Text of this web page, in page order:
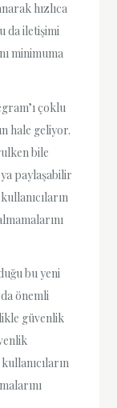
hızlıca
da iletişimi
minimuma
çoklu
hale geliyor.
bile
paylaşabilir
bu yeni
önemli
güvenlik